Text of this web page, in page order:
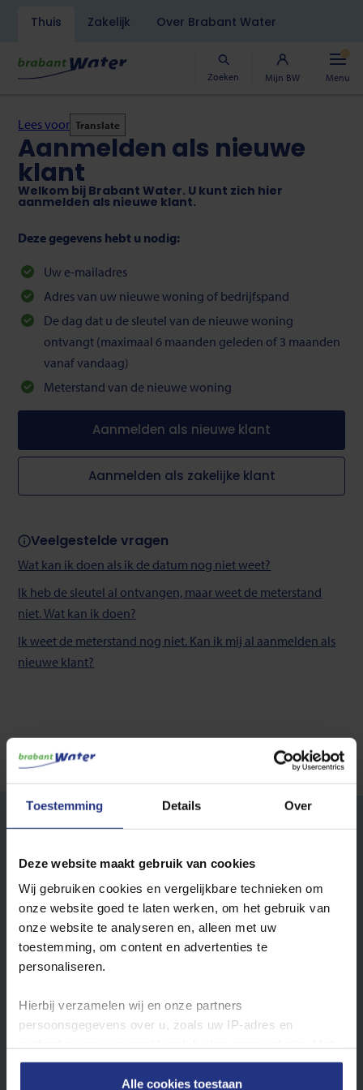
Toestemming Details Over
Deze website maakt gebruik van cookies
Wij gebruiken cookies en vergelijkbare technieken om
onze website goed te laten werken, om het gebruik van
onze website te analyseren en, alleen met uw
toestemming, om content en advertenties te
personaliseren.
Hierbij verzamelen wij en onze partners
persoonsgegevens over u, zoals uw IP‑adres en
deze gegevens kunnen wij een profiel van u opbouwen
zodat wij onze content en communicatie kunnen
Alle cookies toestaan
Overslaan
naar
de
gaan
Thuis Zakelijk Over Brabant Water
Zoeken Mijn BW Menu
Lees voor Translate
Aanmelden als nieuwe
klant
Welkom bij Brabant Water. U kunt zich hier
aanmelden als nieuwe klant.
Deze gegevens hebt u nodig:
Uw e-mailadres
Adres van uw nieuwe woning of bedrijfspand
De dag dat u de sleutel van de nieuwe woning
ontvangt (maximaal 6 maanden geleden of 3 maanden
vanaf vandaag)
Meterstand van de nieuwe woning
Aanmelden als nieuwe klant
Aanmelden als zakelijke klant
Veelgestelde vragen
Wat kan ik doen als ik de datum nog niet weet?
Ik heb de sleutel al ontvangen, maar weet de meterstand
niet. Wat kan ik doen?
Ik weet de meterstand nog niet. Kan ik mij al aanmelden als
nieuwe klant?
Footer
top
Direct regelen
Meterstand doorgeven
Verhuizing doorgeven
Aanmelden als nieuwe klant
Overlijden doorgeven
Aansluiting aanvragen
Rekening en betalen
Drinkwatertarieven